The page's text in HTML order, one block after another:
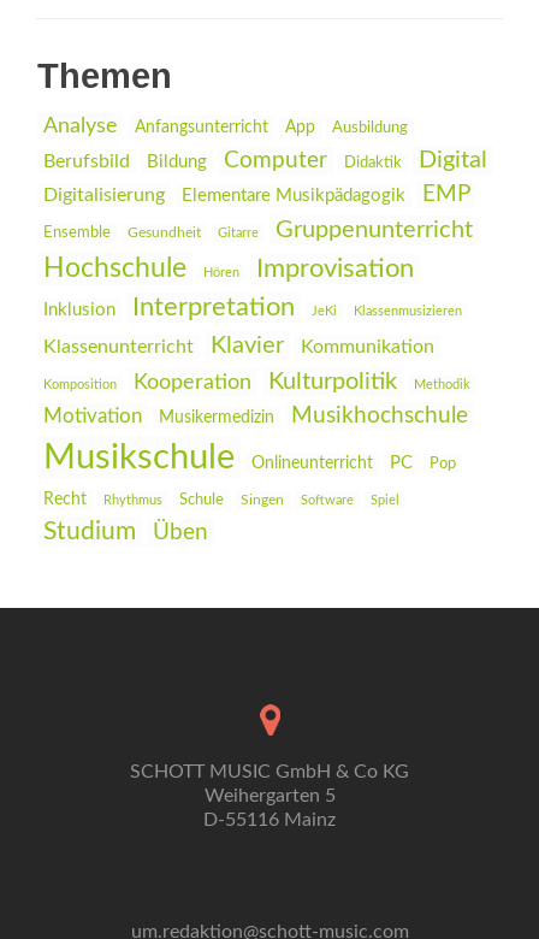
Themen
Analyse Anfangsunterricht App Ausbildung
Berufsbild Bildung Computer Didaktik Digital
Digitalisierung Elementare Musikpädagogik EMP
Ensemble Gesundheit Gitarre Gruppenunterricht
Hochschule Hören Improvisation
Inklusion Interpretation JeKi Klassenmusizieren
Klassenunterricht Klavier Kommunikation
Komposition Kooperation Kulturpolitik Methodik
Motivation Musikermedizin Musikhochschule
Musikschule Onlineunterricht PC Pop
Recht Rhythmus Schule Singen Software Spiel
Studium Üben
SCHOTT MUSIC GmbH & Co KG
Weihergarten 5
D-55116 Mainz
um.redaktion@schott-music.com